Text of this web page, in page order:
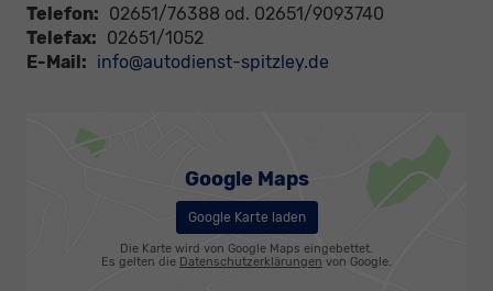
Telefon: 02651/76388 od. 02651/9093740
Telefax: 02651/1052
E-Mail: info@autodienst-spitzley.de
Google Maps
Google Karte laden
Die Karte wird von Google Maps eingebettet.
Es gelten die Datenschutzerklärungen von Google.